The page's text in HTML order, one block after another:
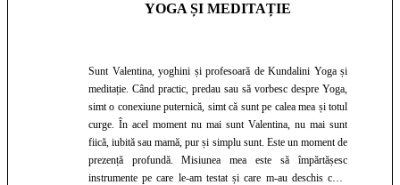
YOGA ȘI MEDITAȚIE
Sunt Valentina, yoghini și profesoară de Kundalini Yoga și
meditație. Când practic, predau sau să vorbesc despre Yoga,
simt o conexiune puternică, simt că sunt pe calea mea și totul
curge. În acel moment nu mai sunt Valentina, nu mai sunt
fiică, iubită sau mamă, pur și simplu sunt. Este un moment de
prezență profundă. Misiunea mea este să împărtășesc
instrumente pe care le-am testat și care m-au deschis către